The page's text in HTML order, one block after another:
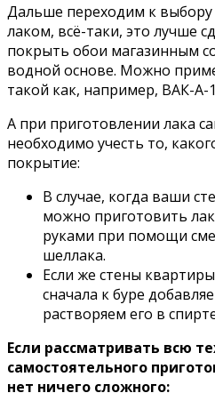
Дальше переходим к
лаком, всё-таки, это лучше
покрыть обои магазинным
водной основе. Можно
такой как, например, ВАК-А-
А при приготовлении лака
необходимо учесть то,
покрытие:
В случае, когда ваши
можно приготовить
руками при помощи
шеллака.
Если же стены
сначала к буре
растворяем его в
Если рассматривать всю
самостоятельного
нет ничего сложного: